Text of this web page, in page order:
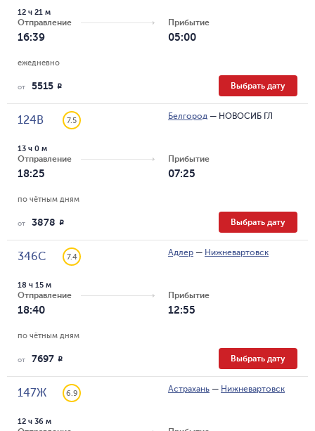
Отправление
16:39
12 ч 21 м
Прибытие
05:00
ежедневно
от 5515 R Выбрать дату
124В 7.5 Белгород — НОВОСИБ ГЛ
Отправление
18:25
13 ч 0 м
Прибытие
07:25
по чётным дням
от 3878 R Выбрать дату
346С 7.4 Адлер — Нижневартовск
Отправление
18:40
18 ч 15 м
Прибытие
12:55
по чётным дням
от 7697 R Выбрать дату
147Ж 6.9 Астрахань — Нижневартовск
12 ч 36 м